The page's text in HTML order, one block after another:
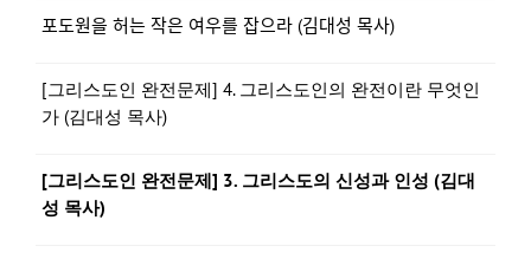
포도원을 허는 작은 여우를 잡으라 (김대성 목사)
[그리스도인 완전문제] 4. 그리스도인의 완전이란 무엇인
가 (김대성 목사)
[그리스도인 완전문제] 3. 그리스도의 신성과 인성 (김대
성 목사)